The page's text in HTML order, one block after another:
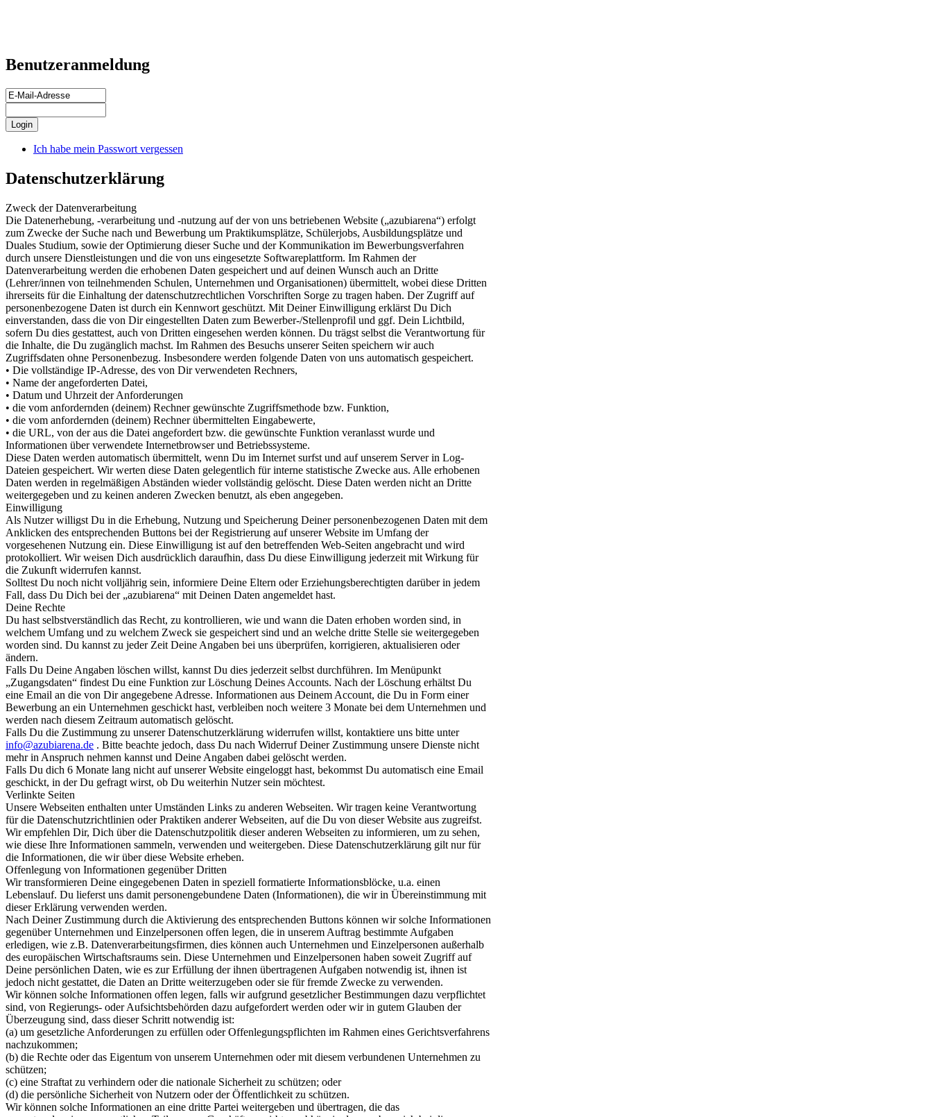
Benutzeranmeldung
Ich habe mein Passwort vergessen
Datenschutzerklärung
Zweck der Datenverarbeitung
Die Datenerhebung, -verarbeitung und -nutzung auf der von uns betriebenen Website („azubiarena“) erfolgt
zum Zwecke der Suche nach und Bewerbung um Praktikumsplätze, Schülerjobs, Ausbildungsplätze und
Duales Studium, sowie der Optimierung dieser Suche und der Kommunikation im Bewerbungsverfahren
durch unsere Dienstleistungen und die von uns eingesetzte Softwareplattform. Im Rahmen der
Datenverarbeitung werden die erhobenen Daten gespeichert und auf deinen Wunsch auch an Dritte
(Lehrer/innen von teilnehmenden Schulen, Unternehmen und Organisationen) übermittelt, wobei diese Dritten
ihrerseits für die Einhaltung der datenschutzrechtlichen Vorschriften Sorge zu tragen haben. Der Zugriff auf
personenbezogene Daten ist durch ein Kennwort geschützt. Mit Deiner Einwilligung erklärst Du Dich
einverstanden, dass die von Dir eingestellten Daten zum Bewerber-/Stellenprofil und ggf. Dein Lichtbild,
sofern Du dies gestattest, auch von Dritten eingesehen werden können. Du trägst selbst die Verantwortung für
die Inhalte, die Du zugänglich machst. Im Rahmen des Besuchs unserer Seiten speichern wir auch
Zugriffsdaten ohne Personenbezug. Insbesondere werden folgende Daten von uns automatisch gespeichert.
• Die vollständige IP-Adresse, des von Dir verwendeten Rechners,
• Name der angeforderten Datei,
• Datum und Uhrzeit der Anforderungen
• die vom anfordernden (deinem) Rechner gewünschte Zugriffsmethode bzw. Funktion,
• die vom anfordernden (deinem) Rechner übermittelten Eingabewerte,
• die URL, von der aus die Datei angefordert bzw. die gewünschte Funktion veranlasst wurde und
Informationen über verwendete Internetbrowser und Betriebssysteme.
Diese Daten werden automatisch übermittelt, wenn Du im Internet surfst und auf unserem Server in Log-
Dateien gespeichert. Wir werten diese Daten gelegentlich für interne statistische Zwecke aus. Alle erhobenen
Daten werden in regelmäßigen Abständen wieder vollständig gelöscht. Diese Daten werden nicht an Dritte
weitergegeben und zu keinen anderen Zwecken benutzt, als eben angegeben.
Einwilligung
Als Nutzer willigst Du in die Erhebung, Nutzung und Speicherung Deiner personenbezogenen Daten mit dem
Anklicken des entsprechenden Buttons bei der Registrierung auf unserer Website im Umfang der
vorgesehenen Nutzung ein. Diese Einwilligung ist auf den betreffenden Web-Seiten angebracht und wird
protokolliert. Wir weisen Dich ausdrücklich daraufhin, dass Du diese Einwilligung jederzeit mit Wirkung für
die Zukunft widerrufen kannst.
Solltest Du noch nicht volljährig sein, informiere Deine Eltern oder Erziehungsberechtigten darüber in jedem
Fall, dass Du Dich bei der „azubiarena“ mit Deinen Daten angemeldet hast.
Deine Rechte
Du hast selbstverständlich das Recht, zu kontrollieren, wie und wann die Daten erhoben worden sind, in
welchem Umfang und zu welchem Zweck sie gespeichert sind und an welche dritte Stelle sie weitergegeben
worden sind. Du kannst zu jeder Zeit Deine Angaben bei uns überprüfen, korrigieren, aktualisieren oder
ändern.
Falls Du Deine Angaben löschen willst, kannst Du dies jederzeit selbst durchführen. Im Menüpunkt
„Zugangsdaten“ findest Du eine Funktion zur Löschung Deines Accounts. Nach der Löschung erhältst Du
eine Email an die von Dir angegebene Adresse. Informationen aus Deinem Account, die Du in Form einer
Bewerbung an ein Unternehmen geschickt hast, verbleiben noch weitere 3 Monate bei dem Unternehmen und
werden nach diesem Zeitraum automatisch gelöscht.
Falls Du die Zustimmung zu unserer Datenschutzerklärung widerrufen willst, kontaktiere uns bitte unter
info@azubiarena.de . Bitte beachte jedoch, dass Du nach Widerruf Deiner Zustimmung unsere Dienste nicht
mehr in Anspruch nehmen kannst und Deine Angaben dabei gelöscht werden.
Falls Du dich 6 Monate lang nicht auf unserer Website eingeloggt hast, bekommst Du automatisch eine Email
geschickt, in der Du gefragt wirst, ob Du weiterhin Nutzer sein möchtest.
Verlinkte Seiten
Unsere Webseiten enthalten unter Umständen Links zu anderen Webseiten. Wir tragen keine Verantwortung
für die Datenschutzrichtlinien oder Praktiken anderer Webseiten, auf die Du von dieser Website aus zugreifst.
Wir empfehlen Dir, Dich über die Datenschutzpolitik dieser anderen Webseiten zu informieren, um zu sehen,
wie diese Ihre Informationen sammeln, verwenden und weitergeben. Diese Datenschutzerklärung gilt nur für
die Informationen, die wir über diese Website erheben.
Offenlegung von Informationen gegenüber Dritten
Wir transformieren Deine eingegebenen Daten in speziell formatierte Informationsblöcke, u.a. einen
Lebenslauf. Du lieferst uns damit personengebundene Daten (Informationen), die wir in Übereinstimmung mit
dieser Erklärung verwenden werden.
Nach Deiner Zustimmung durch die Aktivierung des entsprechenden Buttons können wir solche Informationen
gegenüber Unternehmen und Einzelpersonen offen legen, die in unserem Auftrag bestimmte Aufgaben
erledigen, wie z.B. Datenverarbeitungsfirmen, dies können auch Unternehmen und Einzelpersonen außerhalb
des europäischen Wirtschaftsraums sein. Diese Unternehmen und Einzelpersonen haben soweit Zugriff auf
Deine persönlichen Daten, wie es zur Erfüllung der ihnen übertragenen Aufgaben notwendig ist, ihnen ist
jedoch nicht gestattet, die Daten an Dritte weiterzugeben oder sie für fremde Zwecke zu verwenden.
Wir können solche Informationen offen legen, falls wir aufgrund gesetzlicher Bestimmungen dazu verpflichtet
sind, von Regierungs- oder Aufsichtsbehörden dazu aufgefordert werden oder wir in gutem Glauben der
Überzeugung sind, dass dieser Schritt notwendig ist:
(a) um gesetzliche Anforderungen zu erfüllen oder Offenlegungspflichten im Rahmen eines Gerichtsverfahrens
nachzukommen;
(b) die Rechte oder das Eigentum von unserem Unternehmen oder mit diesem verbundenen Unternehmen zu
schützen;
(c) eine Straftat zu verhindern oder die nationale Sicherheit zu schützen; oder
(d) die persönliche Sicherheit von Nutzern oder der Öffentlichkeit zu schützen.
Wir können solche Informationen an eine dritte Partei weitergeben und übertragen, die das